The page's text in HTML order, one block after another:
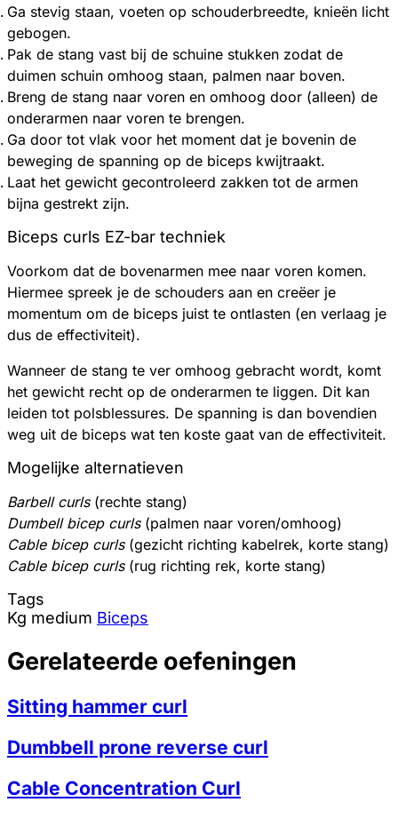
Ga stevig staan, voeten op schouderbreedte, knieën licht
gebogen.
Pak de stang vast bij de schuine stukken zodat de
duimen schuin omhoog staan, palmen naar boven.
Breng de stang naar voren en omhoog door (alleen) de
onderarmen naar voren te brengen.
Ga door tot vlak voor het moment dat je bovenin de
beweging de spanning op de biceps kwijtraakt.
Laat het gewicht gecontroleerd zakken tot de armen
bijna gestrekt zijn.
Biceps curls EZ-bar techniek
Voorkom dat de bovenarmen mee naar voren komen.
Hiermee spreek je de schouders aan en creëer je
momentum om de biceps juist te ontlasten (en verlaag je
dus de effectiviteit).
Wanneer de stang te ver omhoog gebracht wordt, komt
het gewicht recht op de onderarmen te liggen. Dit kan
leiden tot polsblessures. De spanning is dan bovendien
weg uit de biceps wat ten koste gaat van de effectiviteit.
Mogelijke alternatieven
Barbell curls (rechte stang)
Dumbell bicep curls (palmen naar voren/omhoog)
Cable bicep curls (gezicht richting kabelrek, korte stang)
Cable bicep curls(rug richting rek, korte stang)
Tags
Kg medium Biceps
Gerelateerde oefeningen
Sitting hammer curl
Dumbbell prone reverse curl
Cable Concentration Curl